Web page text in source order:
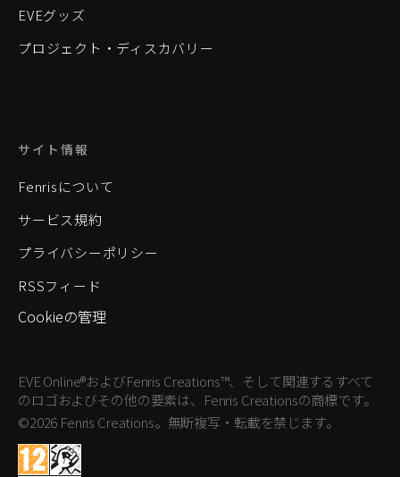
EVEグッズ
プロジェクト・ディスカバリー
サイト情報
Fenrisについて
サービス規約
プライバシーポリシー
RSSフィード
Cookieの管理
EVE Online®およびFenris Creations™、そして関連するすべて
のロゴおよびその他の要素は、Fenris Creationsの商標です。
©2026 Fenris Creations。無断複写・転載を禁じます。